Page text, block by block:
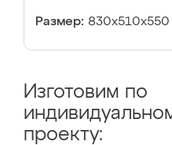
Размер:
Изготовим по
проекту: